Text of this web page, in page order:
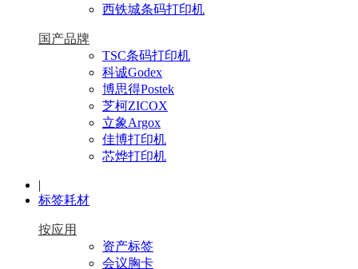
西铁城条码打印机
国产品牌
TSC条码打印机
科诚Godex
博思得Postek
芝柯ZICOX
立象Argox
佳博打印机
芯烨打印机
|
标签耗材
按应用
资产标签
会议胸卡